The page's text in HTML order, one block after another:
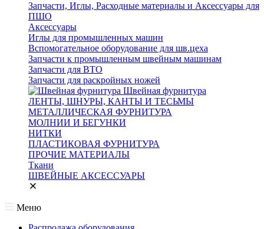
Запчасти, Иглы, Расходные материалы и Аксессуары для
ПШО
Аксессуары
Иглы для промышленных машин
Вспомогательное оборудование для шв.цеха
Запчасти к промышленным швейным машинам
Запчасти для ВТО
Запчасти для раскройных ножей
Швейная фурнитура
ЛЕНТЫ, ШНУРЫ, КАНТЫ И ТЕСЬМЫ
МЕТАЛЛИЧЕСКАЯ ФУРНИТУРА
МОЛНИИ И БЕГУНКИ
НИТКИ
ПЛАСТИКОВАЯ ФУРНИТУРА
ПРОЧИЕ МАТЕРИАЛЫ
Ткани
ШВЕЙНЫЕ АКСЕССУАРЫ
Меню